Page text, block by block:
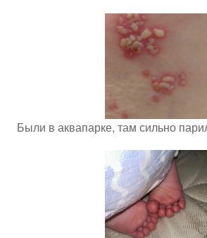
Были в аквапарке, там сильно